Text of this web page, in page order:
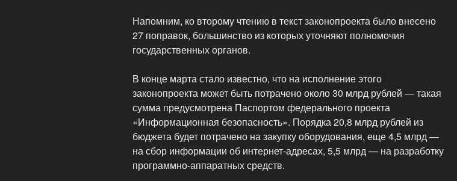
Напомним, ко второму чтению в текст законопроекта было внесено
27 поправок, большинство из которых уточняют полномочия
государственных органов.
В конце марта стало известно, что на исполнение этого
законопроекта может быть потрачено около 30 млрд рублей — такая
сумма предусмотрена Паспортом федерального проекта
«Информационная безопасность». Порядка 20,8 млрд рублей из
бюджета будет потрачено на закупку оборудования, еще 4,5 млрд —
на сбор информации об интернет-адресах, 5,5 млрд — на разработку
программно-аппаратных средств.